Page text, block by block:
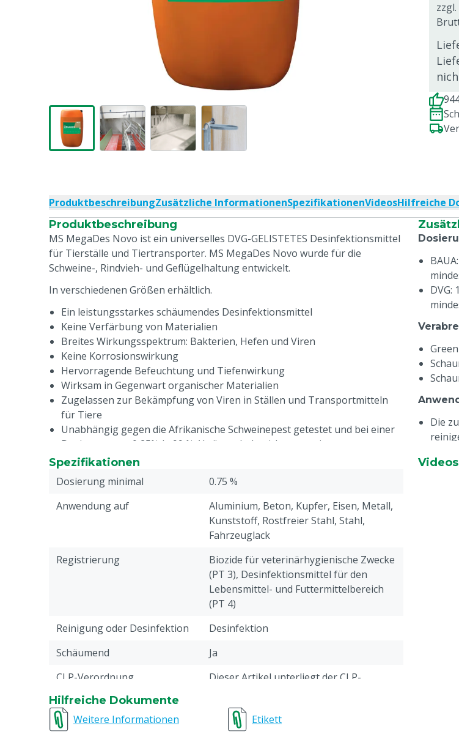
zzgl.
ProduktbeschreibungZusätzliche InformationenSpezifikationenVideosHilfreiche
Produktbeschreibung
MS MegaDes Novo ist ein universelles DVG-GELISTETES Desinfektionsmittel
für Tierställe und Tiertransporter. MS MegaDes Novo wurde für die
Schweine-, Rindvieh- und Geflügelhaltung entwickelt.
In verschiedenen Größen erhältlich.
Ein leistungsstarkes schäumendes Desinfektionsmittel
Keine Verfärbung von Materialien
Breites Wirkungsspektrum: Bakterien, Hefen und Viren
Keine Korrosionswirkung
Hervorragende Befeuchtung und Tiefenwirkung
Wirksam in Gegenwart organischer Materialien
Zugelassen zur Bekämpfung von Viren in Ställen und Transportmitteln
für Tiere
Unabhängig gegen die Afrikanische Schweinepest getestet und bei einer
Dosierung von 0,25% (> 99 % Abtötung) als wirksam erwiesen
Die allgemeine Dosierung zur Bekämpfung von Bakterien, Hefen und
DVG:
Die
Spezifikationen
Dosierung minimal
0.75 %
Anwendung auf
Aluminium, Beton, Kupfer, Eisen, Metall,
Kunststoff, Rostfreier Stahl, Stahl,
Fahrzeuglack
Registrierung
Biozide für veterinärhygienische Zwecke
(PT 3), Desinfektionsmittel für den
Lebensmittel- und Futtermittelbereich
(PT 4)
Reinigung oder Desinfektion
Desinfektion
Schäumend
Ja
CLP-Verordnung
Dieser Artikel unterliegt der CLP-
Verwendung die Sicherheitshinweise.
Leistung
★★★★★
Videos
Hilfreiche Dokumente
Weitere Informationen
Etikett